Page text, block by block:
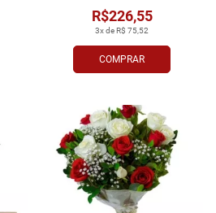
COMPRAR
3x de R$ 75,52
R$226,55